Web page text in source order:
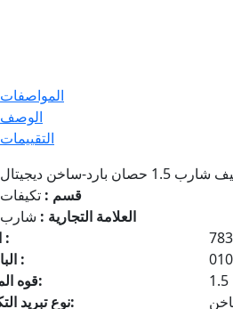
المواصفات
الوصف
التقييمات
قسم : تكيفات
العلامة التجارية : شارب
الكود :
الباركود :
قوه الموتور:
1.5
نوع تبريد التكييف: